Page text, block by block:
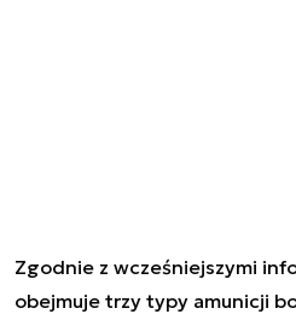
Zgodnie z wcześniejszymi
obejmuje trzy typy amunicji